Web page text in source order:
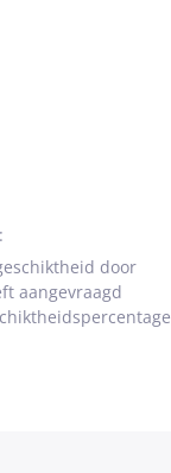
door
aangevraagd